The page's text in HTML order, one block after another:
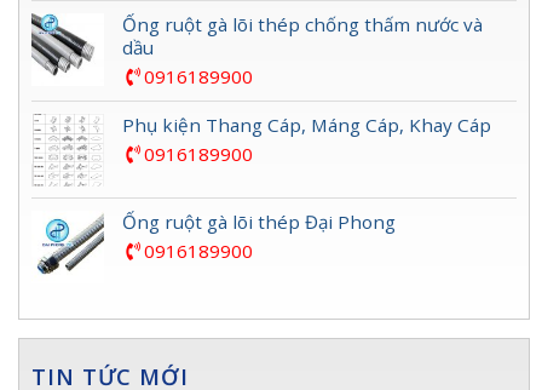
Ống ruột gà lõi thép chống thấm nước và
dầu
0916189900
Phụ kiện Thang Cáp, Máng Cáp, Khay Cáp
0916189900
Ống ruột gà lõi thép Đại Phong
0916189900
TIN TỨC MỚI